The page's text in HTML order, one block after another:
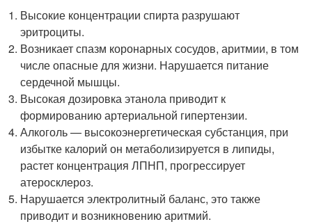
Высокие концентрации спирта разрушают
эритроциты.
Возникает спазм коронарных сосудов, аритмии, в том
числе опасные для жизни. Нарушается питание
сердечной мышцы.
Высокая дозировка этанола приводит к
формированию артериальной гипертензии.
Алкоголь — высокоэнергетическая субстанция, при
избытке калорий он метаболизируется в липиды,
растет концентрация ЛПНП, прогрессирует
атеросклероз.
Нарушается электролитный баланс, это также
приводит и возникновению аритмий.